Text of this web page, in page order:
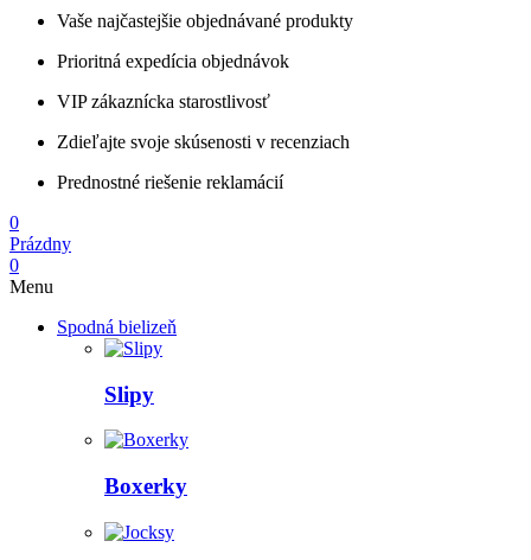
Vaše najčastejšie objednávané produkty
Prioritná expedícia objednávok
VIP zákaznícka starostlivosť
Zdieľajte svoje skúsenosti v recenziach
Prednostné riešenie reklamácií
0
Prázdny
0
Menu
Spodná bielizeň
Slipy
Boxerky